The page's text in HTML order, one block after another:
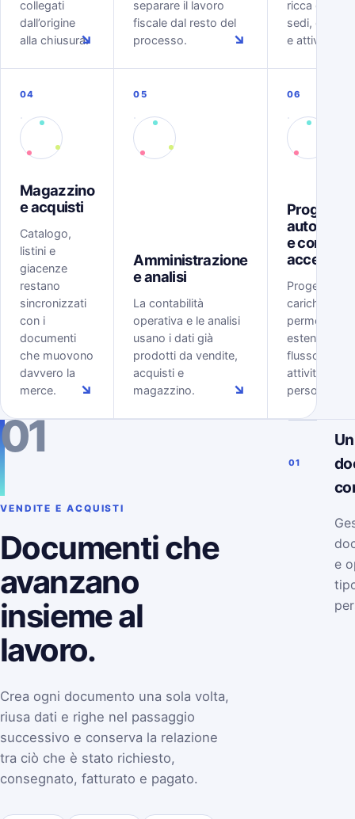
collegati
dall’origine
alla chiusura.
↘
separare il lavoro
fiscale dal resto del
processo.
↘
ricca di
sedi,
e attività.
04
Magazzino
e acquisti
Catalogo,
listini e
giacenze
restano
sincronizzati
con i
documenti
che muovono
davvero la
merce.
↘
05
Amministrazione
e analisi
La contabilità
operativa e le analisi
usano i dati già
prodotti da vendite,
acquisti e
magazzino.
↘
06
Progetti,
e
accessi
Progetti,
carichi,
permessi
estendono il
flusso ERP
attività delle
persone.
01
VENDITE E ACQUISTI
Documenti che
avanzano
insieme al
lavoro.
Crea ogni documento una sola volta,
riusa dati e righe nel passaggio
successivo e conserva la relazione
tra ciò che è stato richiesto,
consegnato, fatturato e pagato.
01
e